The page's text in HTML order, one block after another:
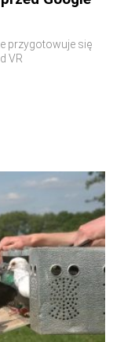
przygotowuje się
VR